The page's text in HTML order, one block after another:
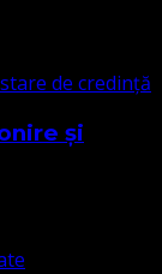
de credință
și